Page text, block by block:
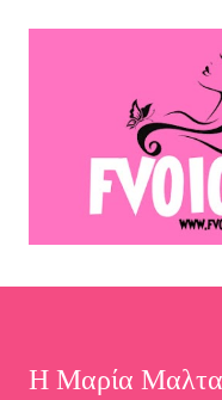
Μετάβαση
Η Μαρία